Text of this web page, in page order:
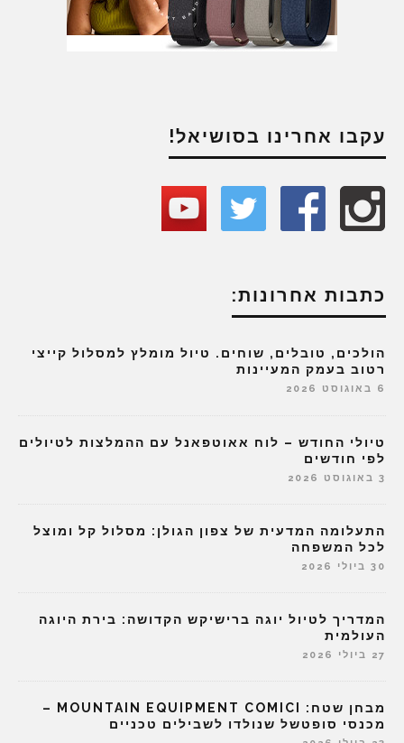
עקבו אחרינו בסושיאל!
כתבות אחרונות:
הולכים, טובלים, שוחים. טיול מומלץ למסלול קייצי
רטוב בעמק המעיינות
6 באוגוסט 2026
טיולי החודש – לוח אאוטפאנל עם ההמלצות לטיולים
לפי חודשים
3 באוגוסט 2026
התעלומה המדעית של צפון הגולן: מסלול קל ומוצל
לכל המשפחה
30 ביולי 2026
המדריך לטיול יוגה ברישיקש הקדושה: בירת היוגה
העולמית
27 ביולי 2026
מבחן שטח: MOUNTAIN EQUIPMENT COMICI –
מכנסי סופטשל שנולדו לשבילים טכניים